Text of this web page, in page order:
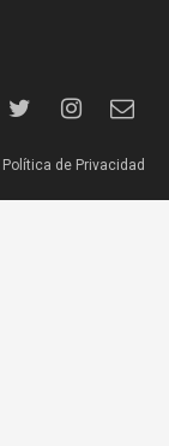
Política de Privacidad